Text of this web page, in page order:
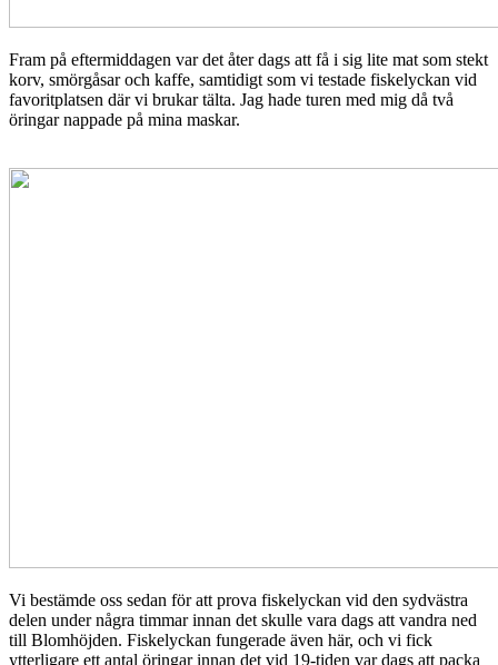
Fram på eftermiddagen var det åter dags att få i sig lite mat som stekt
korv, smörgåsar och kaffe, samtidigt som vi testade fiskelyckan vid
favoritplatsen där vi brukar tälta. Jag hade turen med mig då två
öringar nappade på mina maskar.
Vi bestämde oss sedan för att prova fiskelyckan vid den sydvästra
delen under några timmar innan det skulle vara dags att vandra ned
till Blomhöjden. Fiskelyckan fungerade även här, och vi fick
ytterligare ett antal öringar innan det vid 19-tiden var dags att packa